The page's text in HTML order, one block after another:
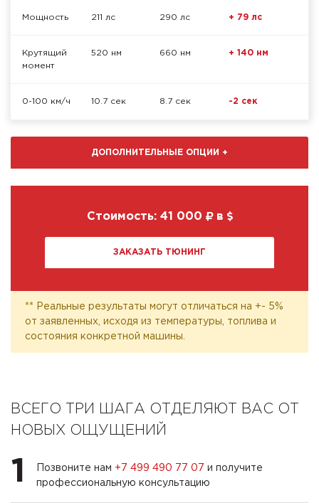
Мощность 211 лс 290 лс + 79 лс
Крутящий
момент
520 нм 660 нм + 140 нм
0-100 км/ч 10.7 сек 8.7 сек -2 сек
ДОПОЛНИТЕЛЬНЫЕ ОПЦИИ +
Стоимость: 41 000 в
ЗАКАЗАТЬ ТЮНИНГ
** Реальные результаты могут отличаться на +- 5%
от заявленных, исходя из температуры, топлива и
состояния конкретной машины.
ВСЕГО ТРИ ШАГА ОТДЕЛЯЮТ ВАС ОТ
НОВЫХ ОЩУЩЕНИЙ
1 Позвоните нам +7 499 490 77 07 и получите
профессиональную консультацию